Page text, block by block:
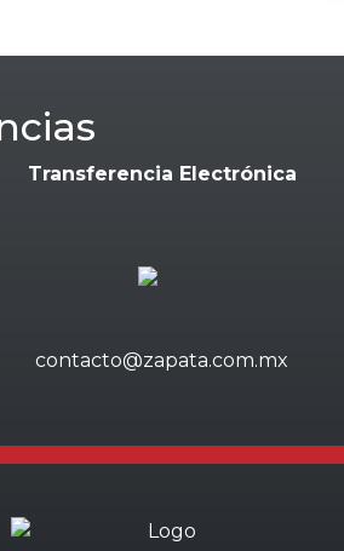
Transferencia Electrónica
contacto@zapata.com.mx